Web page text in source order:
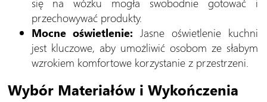
przechowywać produkty.
Mocne oświetlenie: Jasne oświetlenie kuchni
jest kluczowe, aby umożliwić osobom ze słabym
wzrokiem komfortowe korzystanie z przestrzeni.
Wybór Materiałów i Wykończenia